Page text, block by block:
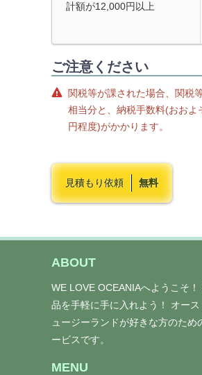
計額が12,000円以上
ご注意ください
関税等が課された場合、関税
相当分と、納税手数料(おおよ
円程度)がかかります。
見積もり依頼 無料
ABOUT
WE LOVE OCEANIAへようこそ
品を手軽に手に入れよう！ オース
ュージーランドが好きな方のため
ービスです。
MENU